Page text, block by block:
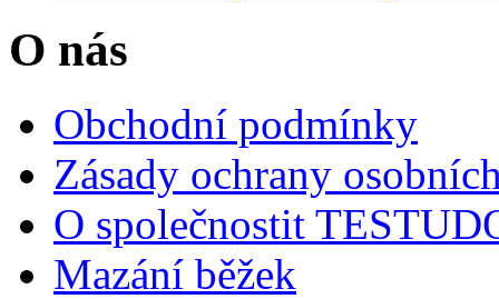
O nás
Obchodní podmínky
Zásady ochrany
O společnostit
Mazání běžek